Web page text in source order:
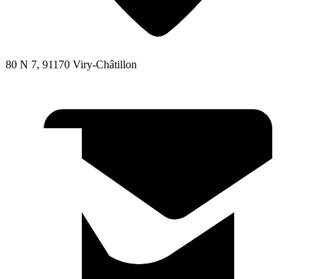
80 N 7, 91170 Viry-Châtillon